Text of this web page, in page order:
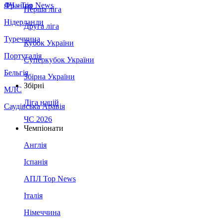
Франція
Нідерланди
Туреччина
Португалія
Бельгія
МЛС
Саудівська Аравія
ЛЧ - Top News
Перша ліга
Друга ліга
Кубок України
Суперкубок України
Збірна України
Збірні
Ліга націй
ЧС 2026
Чемпіонати
Англія
Іспанія
АПЛ Top News
Італія
Німеччина